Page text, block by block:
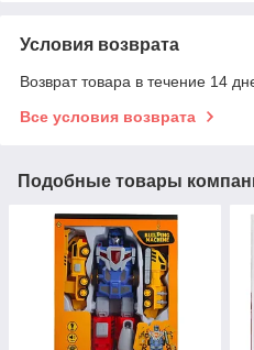
Условия возврата
Возврат товара в течение 14
Все условия возврата
Подобные товары